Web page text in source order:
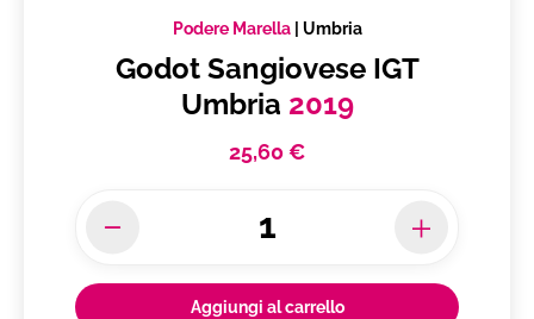
Podere Marella| Umbria
Godot Sangiovese IGT
Umbria 2019
25,60 €
Aggiungi al carrello